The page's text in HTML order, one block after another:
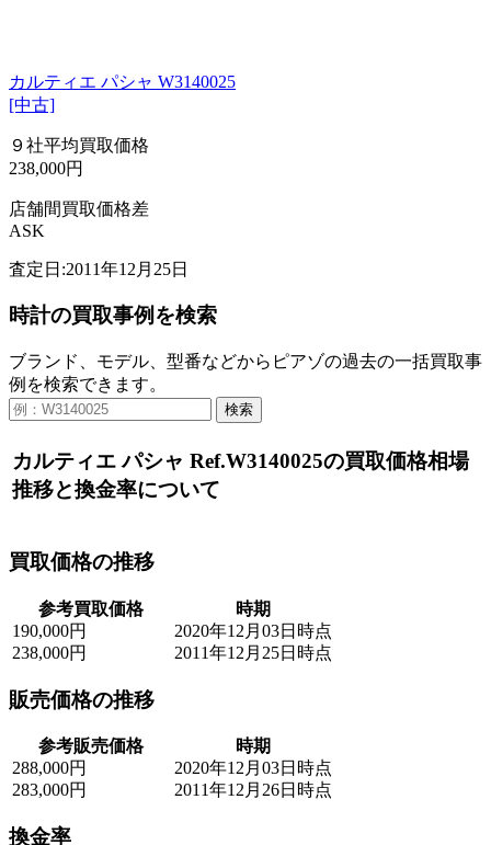
カルティエ パシャ W3140025
[中古]
９社平均買取価格
238,000円
店舗間買取価格差
ASK
査定日:2011年12月25日
時計の買取事例を検索
ブランド、モデル、型番などからピアゾの過去の一括買取事
例を検索できます。
検索
カルティエ パシャ Ref.W3140025の買取価格相場
推移と換金率について
買取価格の推移
参考買取価格
時期
190,000円
2020年12月03日時点
238,000円
2011年12月25日時点
販売価格の推移
参考販売価格
時期
288,000円
2020年12月03日時点
283,000円
2011年12月26日時点
換金率